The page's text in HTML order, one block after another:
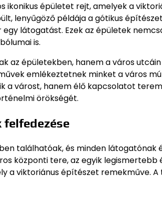
ikonikus épületet rejt, amelyek a
lenyűgöző példája a gótikus
látogatást. Ezek az épületek
is.
az épületekben, hanem a város
emlékeztetnek minket a város
a várost, hanem élő kapcsolatot
örökségét.
felfedezése
találhatóak, és minden
központi tere, az egyik
a viktoriánus építészet remekműve.